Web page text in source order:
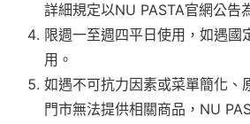
詳細規定以NU PASTA官網公告
限週一至週四平日使用，如遇國
用。
如遇不可抗力因素或菜單簡化、
門市無法提供相關商品，NU